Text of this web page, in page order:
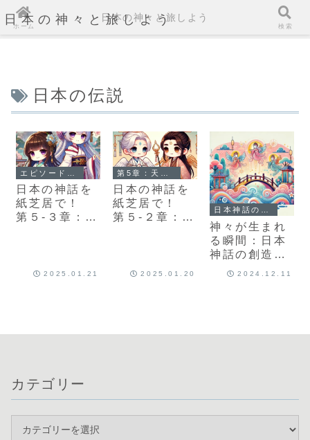
日本の神々と旅しよう
日本の伝説
日本の神話を
紙芝居で！
第５-３章：コ
2025.01.21
日本の神話を
紙芝居で！
第５-２章：ニ
2025.01.20
神々が生まれ
る瞬間：日本
神話の創造の
物語
2024.12.11
カテゴリー
ホーム
日本の神々と旅しよう
検索